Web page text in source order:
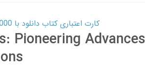
کارت اعتباری کتاب دانلود با 10,000,000 اعتبار دانلود کتاب! کلیک کنید
Pioneering